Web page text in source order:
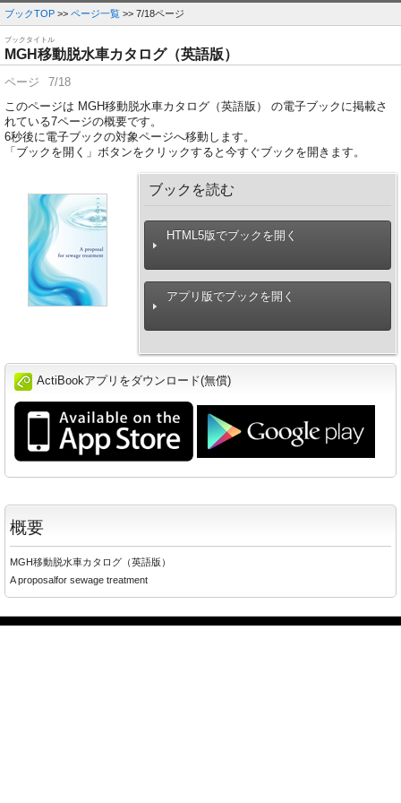
ブックTOP >> ページ一覧 >> 7/18ページ
ブックタイトル
MGH移動脱水車カタログ（英語版）
ページ
7/18
このページは MGH移動脱水車カタログ（英語版） の電子ブックに掲載さ
れている7ページの概要です。
6秒後に電子ブックの対象ページへ移動します。
「ブックを開く」ボタンをクリックすると今すぐブックを開きます。
ブックを読む
HTML5版でブックを開く
アプリ版でブックを開く
ActiBookアプリをダウンロード(無償)
概要
MGH移動脱水車カタログ（英語版）
A proposalfor sewage treatment